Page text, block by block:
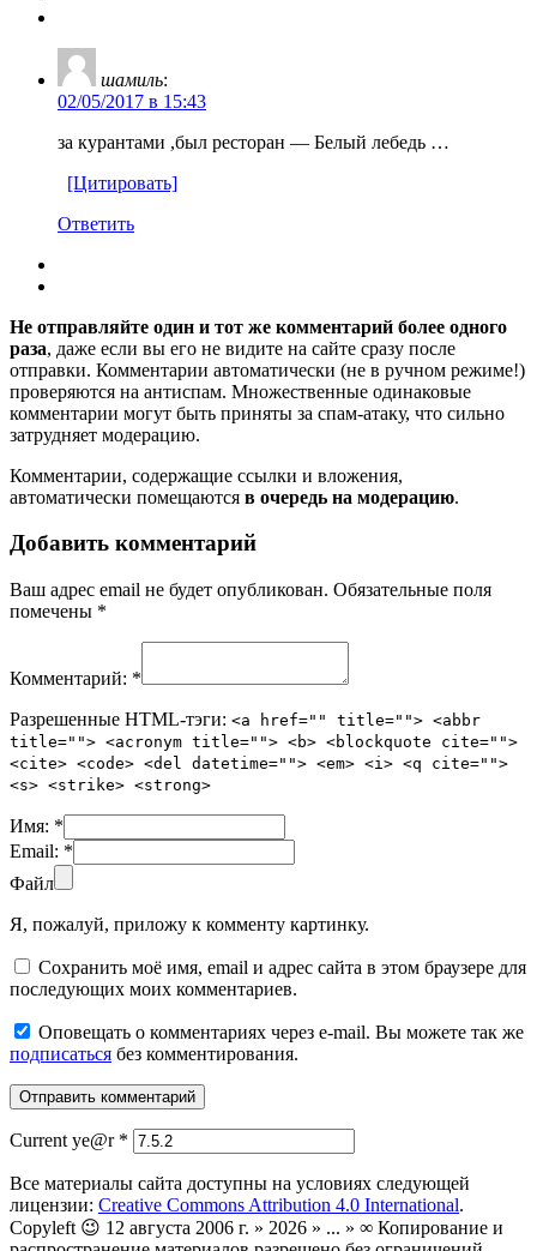
шамиль:
02/05/2017 в 15:43
за курантами ,был ресторан — Белый лебедь …
[Цитировать]
Ответить
Не отправляйте один и тот же комментарий более одного
раза, даже если вы его не видите на сайте сразу после
отправки. Комментарии автоматически (не в ручном режиме!)
проверяются на антиспам. Множественные одинаковые
комментарии могут быть приняты за спам-атаку, что сильно
затрудняет модерацию.
Комментарии, содержащие ссылки и вложения,
автоматически помещаются в очередь на модерацию.
Добавить комментарий
Ваш адрес email не будет опубликован. Обязательные поля
помечены *
Комментарий: *
Разрешенные HTML-тэги: <a href="" title=""> <abbr
title=""> <acronym title=""> <b> <blockquote cite="">
<cite> <code> <del datetime=""> <em> <i> <q cite="">
<s> <strike> <strong>
Имя: *
Email: *
Файл
Я, пожалуй, приложу к комменту картинку.
Сохранить моё имя, email и адрес сайта в этом браузере для
последующих моих комментариев.
Оповещать о комментариях через e-mail. Вы можете так же
подписаться без комментирования.
Current ye@r *
Все материалы сайта доступны на условиях следующей
лицензии: Creative Commons Attribution 4.0 International.
Copyleft 😉 12 августа 2006 г. » 2026 » ... » ∞ Копирование и